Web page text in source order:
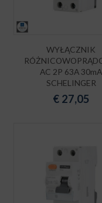
WYŁĄCZNIK
AC 2P 63A 30mA
SCHELINGER
€ 27,05